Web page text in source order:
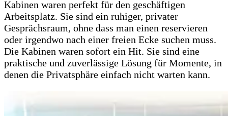
Kabinen waren perfekt für den geschäftigen
Arbeitsplatz. Sie sind ein ruhiger, privater
Gesprächsraum, ohne dass man einen reservieren
oder irgendwo nach einer freien Ecke suchen muss.
Die Kabinen waren sofort ein Hit. Sie sind eine
praktische und zuverlässige Lösung für Momente, in
denen die Privatsphäre einfach nicht warten kann.